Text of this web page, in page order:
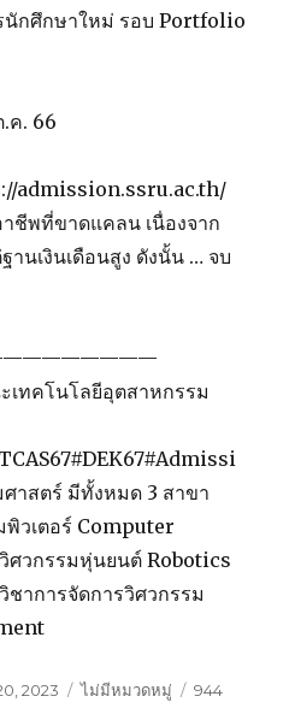
นักศึกษาใหม่ รอบ Portfolio
.ค. 66
admission.ssru.ac.th/
ชีพที่ขาดแคลน เนื่องจาก
านเงินเดือนสูง ดังนั้น … จบ
ทคโนโลยีอุตสาหกรรม
าสตร์ มีทั้งหมด 3 สาขา
วเตอร์ Computer
วกรรมหุ่นยนต์ Robotics
าการจัดการวิศวกรรม
2023 Categories
ไม่มีหมวดหมู่
944